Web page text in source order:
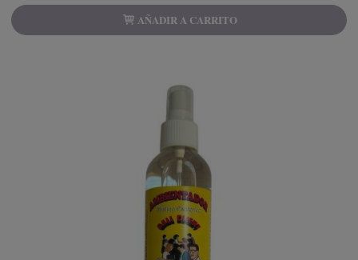
AÑADIR A CARRITO